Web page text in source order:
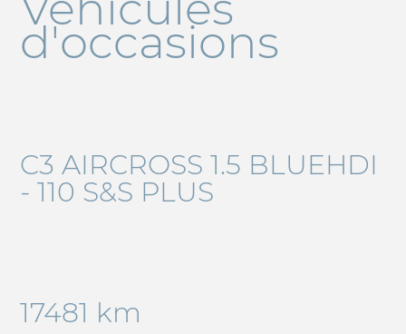
d'occasions
C3 AIRCROSS 1.5 BLUEHDI
- 110 S&S PLUS
17481 km